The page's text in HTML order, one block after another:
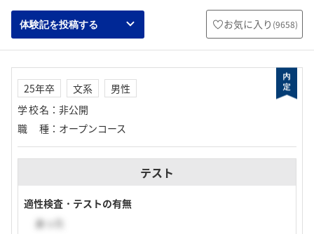
体験記を投稿する お気に入り (9658)
25年卒 文系
男性
学校名 ： 非公開
職種 ： オープンコース
テスト
適性検査・テストの有無
あった